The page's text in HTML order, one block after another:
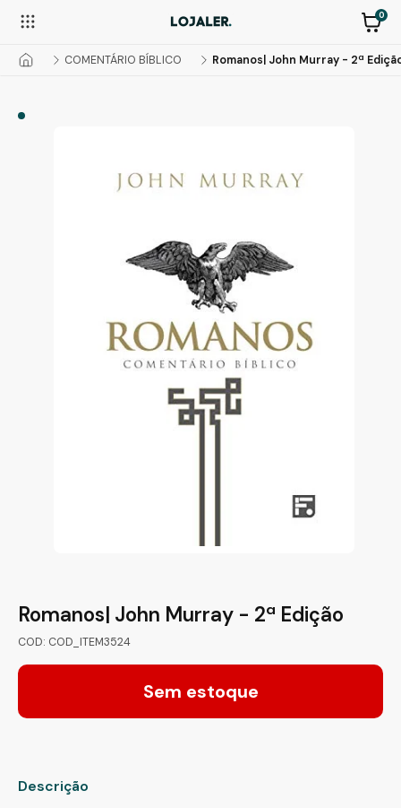
0
COMENTÁRIO BÍBLICO Romanos| John Murray - 2ª
Romanos| John Murray - 2ª Edição
COD: COD_ITEM3524
Sem estoque
Descrição